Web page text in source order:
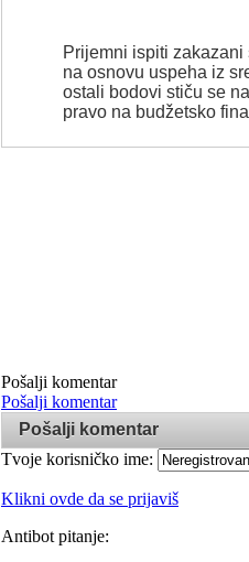
Prijemni ispiti zakazani
na osnovu uspeha iz
ostali bodovi stiču se
pravo na budžetsko
Pošalji komentar
Pošalji komentar
Pošalji komentar
Tvoje korisničko ime:
Klikni ovde da se prijaviš
Antibot pitanje: